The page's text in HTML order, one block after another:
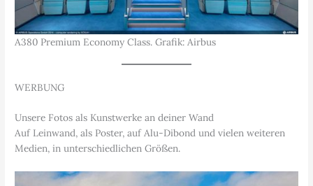
A380 Premium Economy Class. Grafik: Airbus
WERBUNG
Unsere Fotos als Kunstwerke an deiner Wand
Auf Leinwand, als Poster, auf Alu-Dibond und vielen weiteren
Medien, in unterschiedlichen Größen.